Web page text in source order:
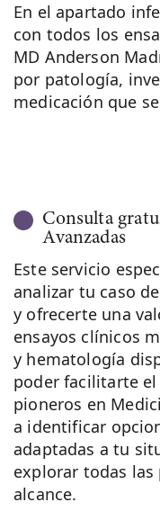
En el apartado
con todos los
MD Anderson
por patología,
medicación que
Consulta
Avanzadas
Este servicio
analizar tu caso
y ofrecerte una
ensayos clínicos
y hematología
poder facilitarte
pioneros en
a identificar
adaptadas a tu
explorar todas
alcance.